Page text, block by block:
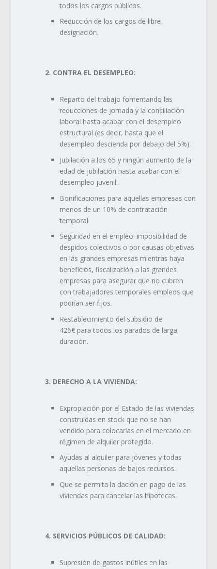
todos los cargos públicos.
Reducción de los cargos de libre
designación.
2. CONTRA EL DESEMPLEO:
Reparto del trabajo fomentando las
reducciones de jornada y la conciliación
laboral hasta acabar con el desempleo
estructural (es decir, hasta que el
desempleo descienda por debajo del 5%).
Jubilación a los 65 y ningún aumento de la
edad de jubilación hasta acabar con el
desempleo juvenil.
Bonificaciones para aquellas empresas con
menos de un 10% de contratación
temporal.
Seguridad en el empleo: imposibilidad de
despidos colectivos o por causas objetivas
en las grandes empresas mientras haya
beneficios, fiscalización a las grandes
empresas para asegurar que no cubren
con trabajadores temporales empleos que
podrían ser fijos.
Restablecimiento del subsidio de
426€ para todos los parados de larga
duración.
3. DERECHO A LA VIVIENDA:
Expropiación por el Estado de las viviendas
construidas en stock que no se han
vendido para colocarlas en el mercado en
régimen de alquiler protegido.
Ayudas al alquiler para jóvenes y todas
aquellas personas de bajos recursos.
Que se permita la dación en pago de las
viviendas para cancelar las hipotecas.
4. SERVICIOS PÚBLICOS DE CALIDAD:
Supresión de gastos inútiles en las